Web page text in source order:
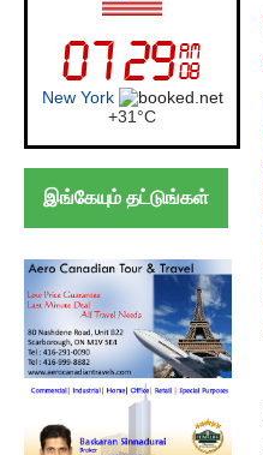
London
+27°C
இங்கேயும் தட்டுங்கள்